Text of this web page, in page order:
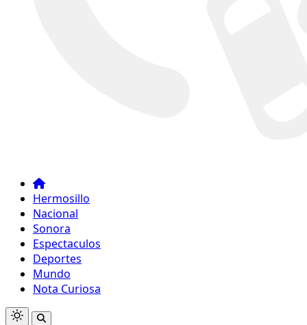
Hermosillo
Nacional
Sonora
Espectaculos
Deportes
Mundo
Nota Curiosa